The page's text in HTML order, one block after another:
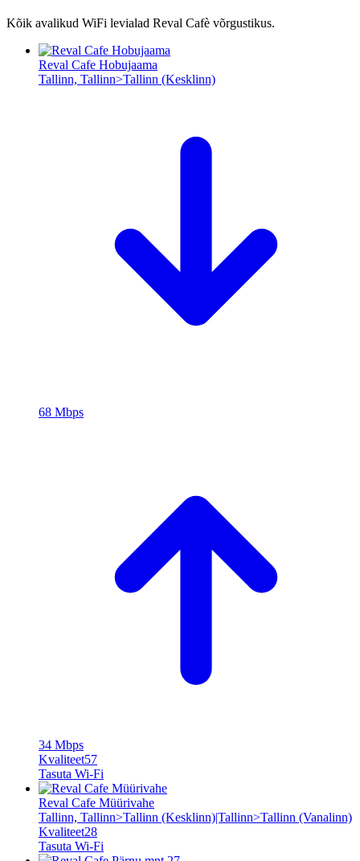
Kõik avalikud WiFi levialad Reval Cafè võrgustikus.
Reval Cafe Hobujaama
Tallinn, Tallinn>Tallinn (Kesklinn)
68 Mbps
34 Mbps
Kvaliteet57
Tasuta Wi‑Fi
Reval Cafe Müürivahe
Tallinn, Tallinn>Tallinn (Kesklinn)|Tallinn>Tallinn (Vanalinn)
Kvaliteet28
Tasuta Wi‑Fi